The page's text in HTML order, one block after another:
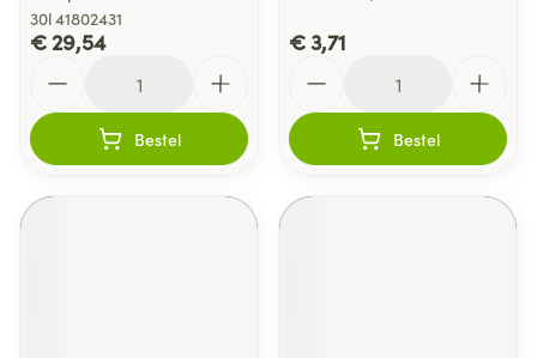
30l 41802431
€ 29,54
Bestel
€ 3,71
Bestel